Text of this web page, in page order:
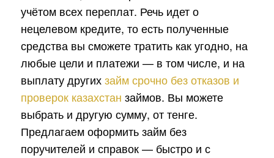
учётом всех переплат. Речь идет о
нецелевом кредите, то есть полученные
средства вы сможете тратить как угодно, на
любые цели и платежи — в том числе, и на
выплату другихзайм срочно без отказов и
проверок казахстан займов. Вы можете
выбрать и другую сумму, от тенге.
Предлагаем оформить займ без
поручителей и справок — быстро и с